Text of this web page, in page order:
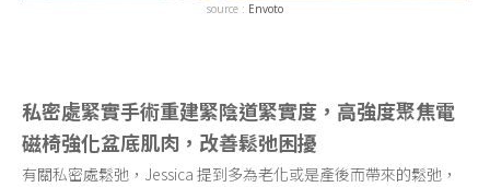
source : Envoto
私密處緊實手術重建緊陰道緊實度，高強度聚焦電
磁椅強化盆底肌肉，改善鬆弛困擾
有關私密處鬆弛，Jessica 提到多為老化或是產後而帶來的鬆弛，